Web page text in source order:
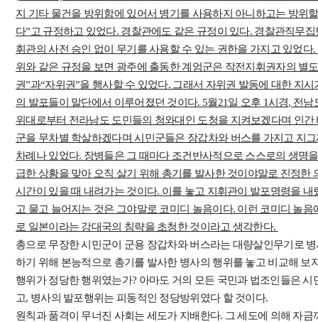
지 기타 물건을 방위함에 있어서 병기를 사용하지 아니하고는 방위
다”고 규정하고 있었다. 경찰관에도 같은 규정이 있다. 경찰관직무
휘관의 사전 승인 없이 무기를 사용할 수 있는 권한을 가지고 있었다.
위와 같은 규정을 보면 광주에 출동한 계엄군은 작전지휘권자의 별
권”과“자위권”을 행사할 수 있었다. 그래서 자위권 발동에 대한 지
의 발포들이 말단에서 이루어졌던 것이다. 5월21일 오후 1시경, 전
위대로부터 전라남도 도민들의 청와대인 도청을 지켜보겠다며 인
군을 무차별 학살하겠다며 시민군들은 장갑차와 버스를 가지고 지
차례나 있었다. 장병들은 그 때마다 조건반사적으로 스스로의 생명
급한 상황을 맞아 오직 살기 위해 총기를 발사한 것이야말로 진정한
시간이 있을 때 내려가는 것이다. 이를 놓고 지휘관이 발포명령을
고 물고 늘어지는 것은 그야말로 코미디 놀음이다. 이런 코미디 놀
로 일본이라는 강대국의 침략을 초청한 것이라고 생각한다.
총으로 무장한 시민군이 군용 장갑차와 버스라는 대량살인무기로
하기 위해 본능적으로 총기를 발사한 병사의 행위를 놓고 비교해 보
행위가 정당한 행위였는가? 아마도 거의 모든 국민과 법조인들은
고, 병사의 발포행위는 피동적인 정당방위였다 할 것이다.
원칙과 품격이 무너진 사회는 세도가 지배한다. 그 세도에 의해 자